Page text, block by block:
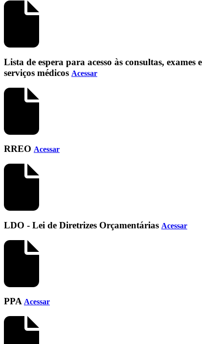
Lista de espera para acesso às consultas, exames e
serviços médicos Acessar
RREO Acessar
LDO - Lei de Diretrizes Orçamentárias Acessar
PPA Acessar